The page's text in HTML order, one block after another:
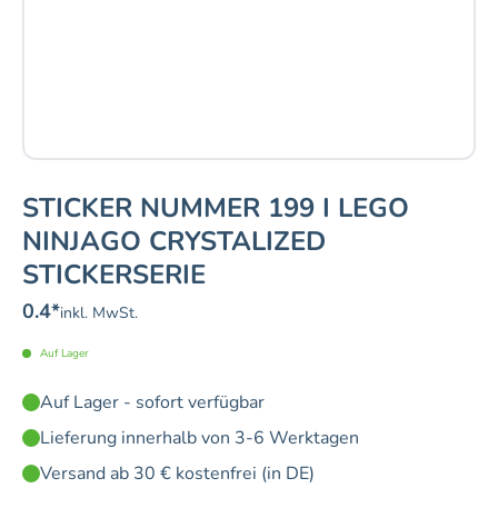
STICKER NUMMER 199 I LEGO
NINJAGO CRYSTALIZED
STICKERSERIE
0.4*inkl. MwSt.
Auf Lager
Auf Lager - sofort verfügbar
Lieferung innerhalb von 3-6 Werktagen
Versand ab 30 € kostenfrei (in DE)